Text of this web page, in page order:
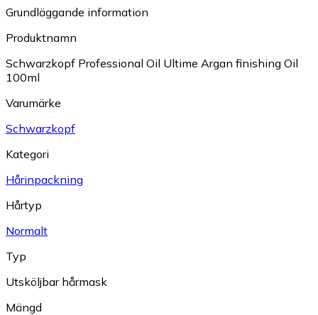
Grundläggande information
Produktnamn
Schwarzkopf Professional Oil Ultime Argan finishing Oil
100ml
Varumärke
Schwarzkopf
Kategori
Hårinpackning
Hårtyp
Normalt
Typ
Utsköljbar hårmask
Mängd